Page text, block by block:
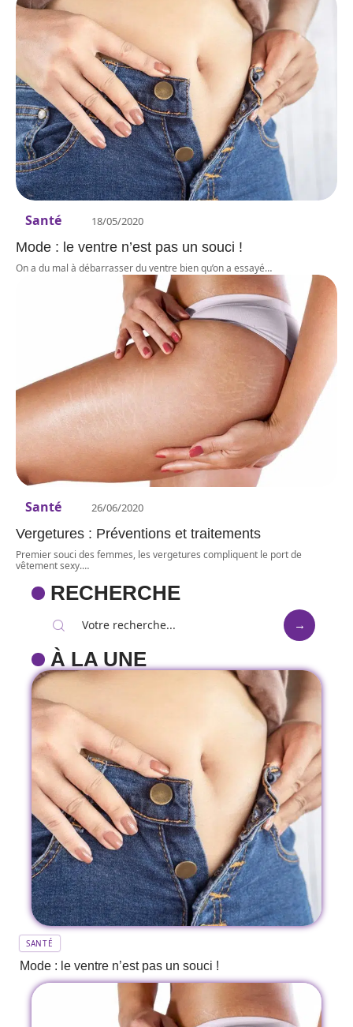
Santé 18/05/2020
Mode : le ventre n’est pas un souci !
On a du mal à débarrasser du ventre bien qu’on a essayé…
Santé 26/06/2020
Vergetures : Préventions et traitements
Premier souci des femmes, les vergetures compliquent le port de
vêtement sexy.…
RECHERCHE
À LA UNE
SANTÉ
Mode : le ventre n’est pas un souci !